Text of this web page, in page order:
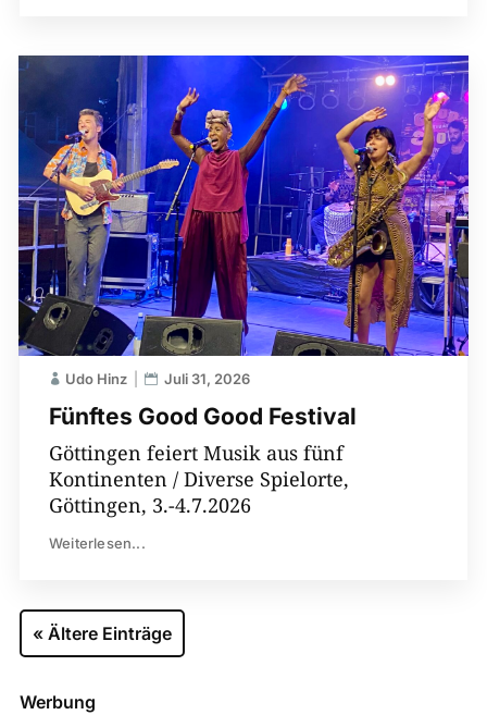
Fünftes Good Good Festival
Udo Hinz Juli 31, 2026
Göttingen feiert Musik aus fünf
Kontinenten / Diverse Spielorte,
Göttingen, 3.-4.7.2026
Weiterlesen...
« Ältere Einträge
Werbung